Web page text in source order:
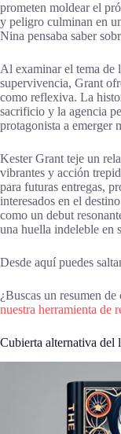
prometen moldear el
y peligro culminan en
Nina pensaba saber
Al examinar el tema de
supervivencia, Grant
como reflexiva. La
sacrificio y la agencia
protagonista a emerger
Kester Grant teje un
vibrantes y acción
para futuras entregas,
interesados en el
como un debut
una huella indeleble en
Desde aquí puedes
¿Buscas un resumen
nuestra herramienta de
Cubierta alternativa del